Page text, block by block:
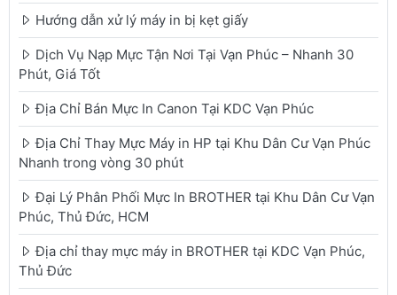
Hướng dẫn xử lý máy in bị kẹt giấy
Dịch Vụ Nạp Mực Tận Nơi Tại Vạn Phúc – Nhanh 30
Phút, Giá Tốt
Địa Chỉ Bán Mực In Canon Tại KDC Vạn Phúc
Địa Chỉ Thay Mực Máy in HP tại Khu Dân Cư Vạn Phúc
Nhanh trong vòng 30 phút
Đại Lý Phân Phối Mực In BROTHER tại Khu Dân Cư Vạn
Phúc, Thủ Đức, HCM
Địa chỉ thay mực máy in BROTHER tại KDC Vạn Phúc,
Thủ Đức